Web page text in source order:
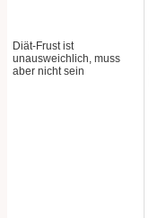
Diät-Frust ist
unausweichlich, muss
aber nicht sein